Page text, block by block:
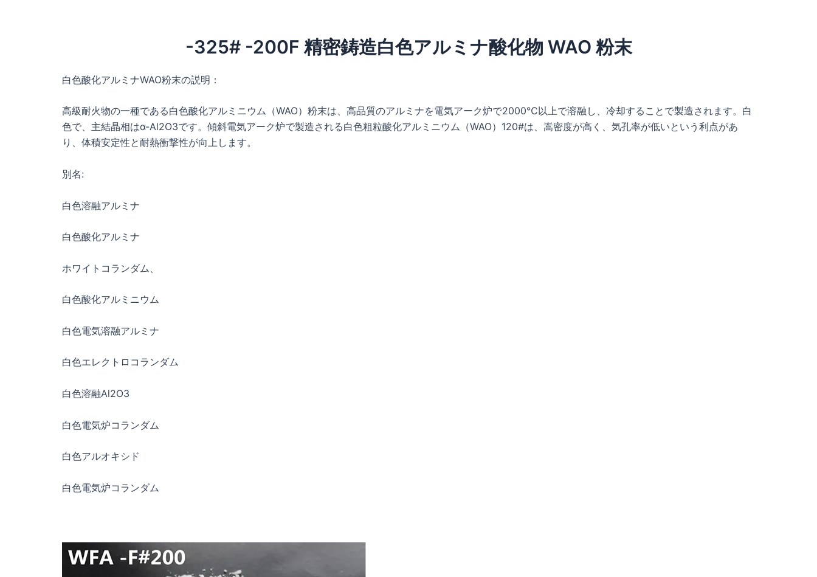
-325# -200F 精密鋳造白色アルミナ酸化物 WAO 粉末
白色酸化アルミナWAO粉末の説明：
高級耐火物の一種である白色酸化アルミニウム（WAO）粉末は、高品質のアルミナを電気アーク炉で2000℃以上で溶融し、冷却することで製造されます。白
色で、主結晶相はα-Al2O3です。傾斜電気アーク炉で製造される白色粗粒酸化アルミニウム（WAO）120#は、嵩密度が高く、気孔率が低いという利点があ
り、体積安定性と耐熱衝撃性が向上します。
別名:
白色溶融アルミナ
白色酸化アルミナ
ホワイトコランダム、
白色酸化アルミニウム
白色電気溶融アルミナ
白色エレクトロコランダム
白色溶融Al2O3
白色電気炉コランダム
白色アルオキシド
白色電気炉コランダム